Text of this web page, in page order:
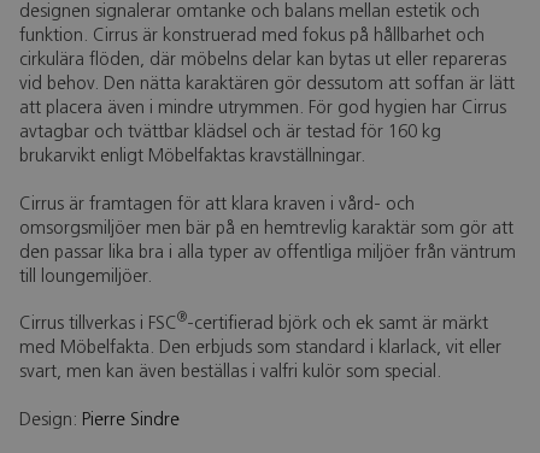
designen signalerar omtanke och balans mellan estetik och
funktion. Cirrus är konstruerad med fokus på hållbarhet och
cirkulära flöden, där möbelns delar kan bytas ut eller repareras
vid behov. Den nätta karaktären gör dessutom att soffan är lätt
att placera även i mindre utrymmen. För god hygien har Cirrus
avtagbar och tvättbar klädsel och är testad för 160 kg
brukarvikt enligt Möbelfaktas kravställningar.
Cirrus är framtagen för att klara kraven i vård- och
omsorgsmiljöer men bär på en hemtrevlig karaktär som gör att
den passar lika bra i alla typer av offentliga miljöer från väntrum
till loungemiljöer.
Cirrus tillverkas i FSC®-certifierad björk och ek samt är märkt
med Möbelfakta. Den erbjuds som standard i klarlack, vit eller
svart, men kan även beställas i valfri kulör som special.
Design: Pierre Sindre